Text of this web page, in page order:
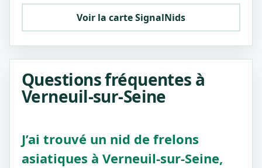
Voir la carte SignalNids
Questions fréquentes à
Verneuil-sur-Seine
J’ai trouvé un nid de frelons
asiatiques à Verneuil-sur-Seine,